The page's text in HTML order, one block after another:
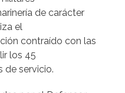
de carácter
el
contraído con las
los 45
de servicio.